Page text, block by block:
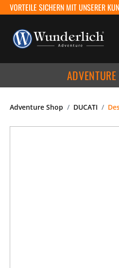
VORTEILE SICHERN MIT UNSERER
Adventure Shop DUCATI